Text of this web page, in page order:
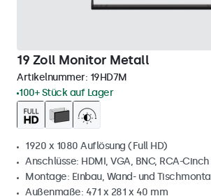
19 Zoll Monitor Metall
Artikelnummer: 19HD7M
100+ Stück auf Lager
1920 x 1080 Auflösung (Full HD)
Anschlüsse: HDMI, VGA, BNC, RCA-Cinch
Montage: Einbau, Wand- und
Außenmaße: 471 x 281 x 40 mm